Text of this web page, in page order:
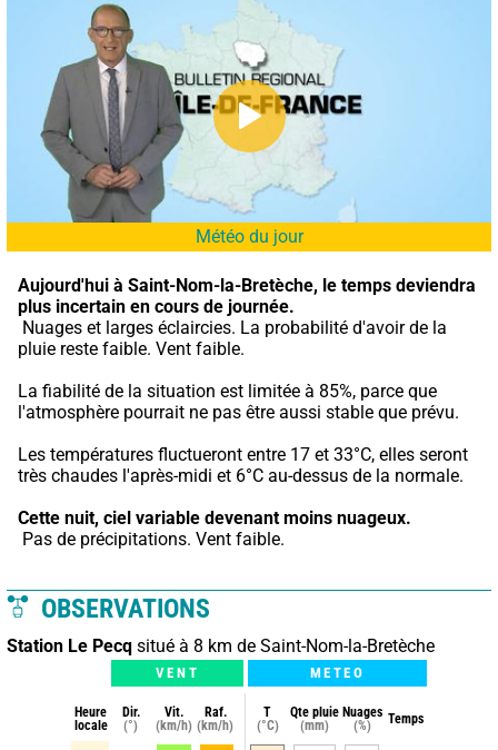
Météo du jour
Aujourd'hui à Saint-Nom-la-Bretèche, le temps deviendra
plus incertain en cours de journée.
pluie reste faible. Vent faible.
La fiabilité de la situation est limitée à 85%, parce que
l'atmosphère pourrait ne pas être aussi stable que prévu.
Les températures fluctueront entre 17 et 33°C, elles seront
très chaudes l'après-midi et 6°C au-dessus de la normale.
Cette nuit, ciel variable devenant moins nuageux.
Pas de précipitations. Vent faible.
OBSERVATIONS
Station Le Pecq situé à 8 km de Saint-Nom-la-Bretèche
VENT METEO
Heure
locale
Dir.
(°)
Vit.
(km/h)
Raf.
(km/h)
T
(°C)
Qte pluie
(mm)
Nuages
(%)
Temps